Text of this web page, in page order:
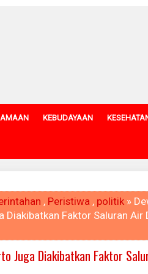
KEBUDAYAAN
, Peristiwa , politik »
Faktor Saluran Air
Juga Diakibatkan Faktor